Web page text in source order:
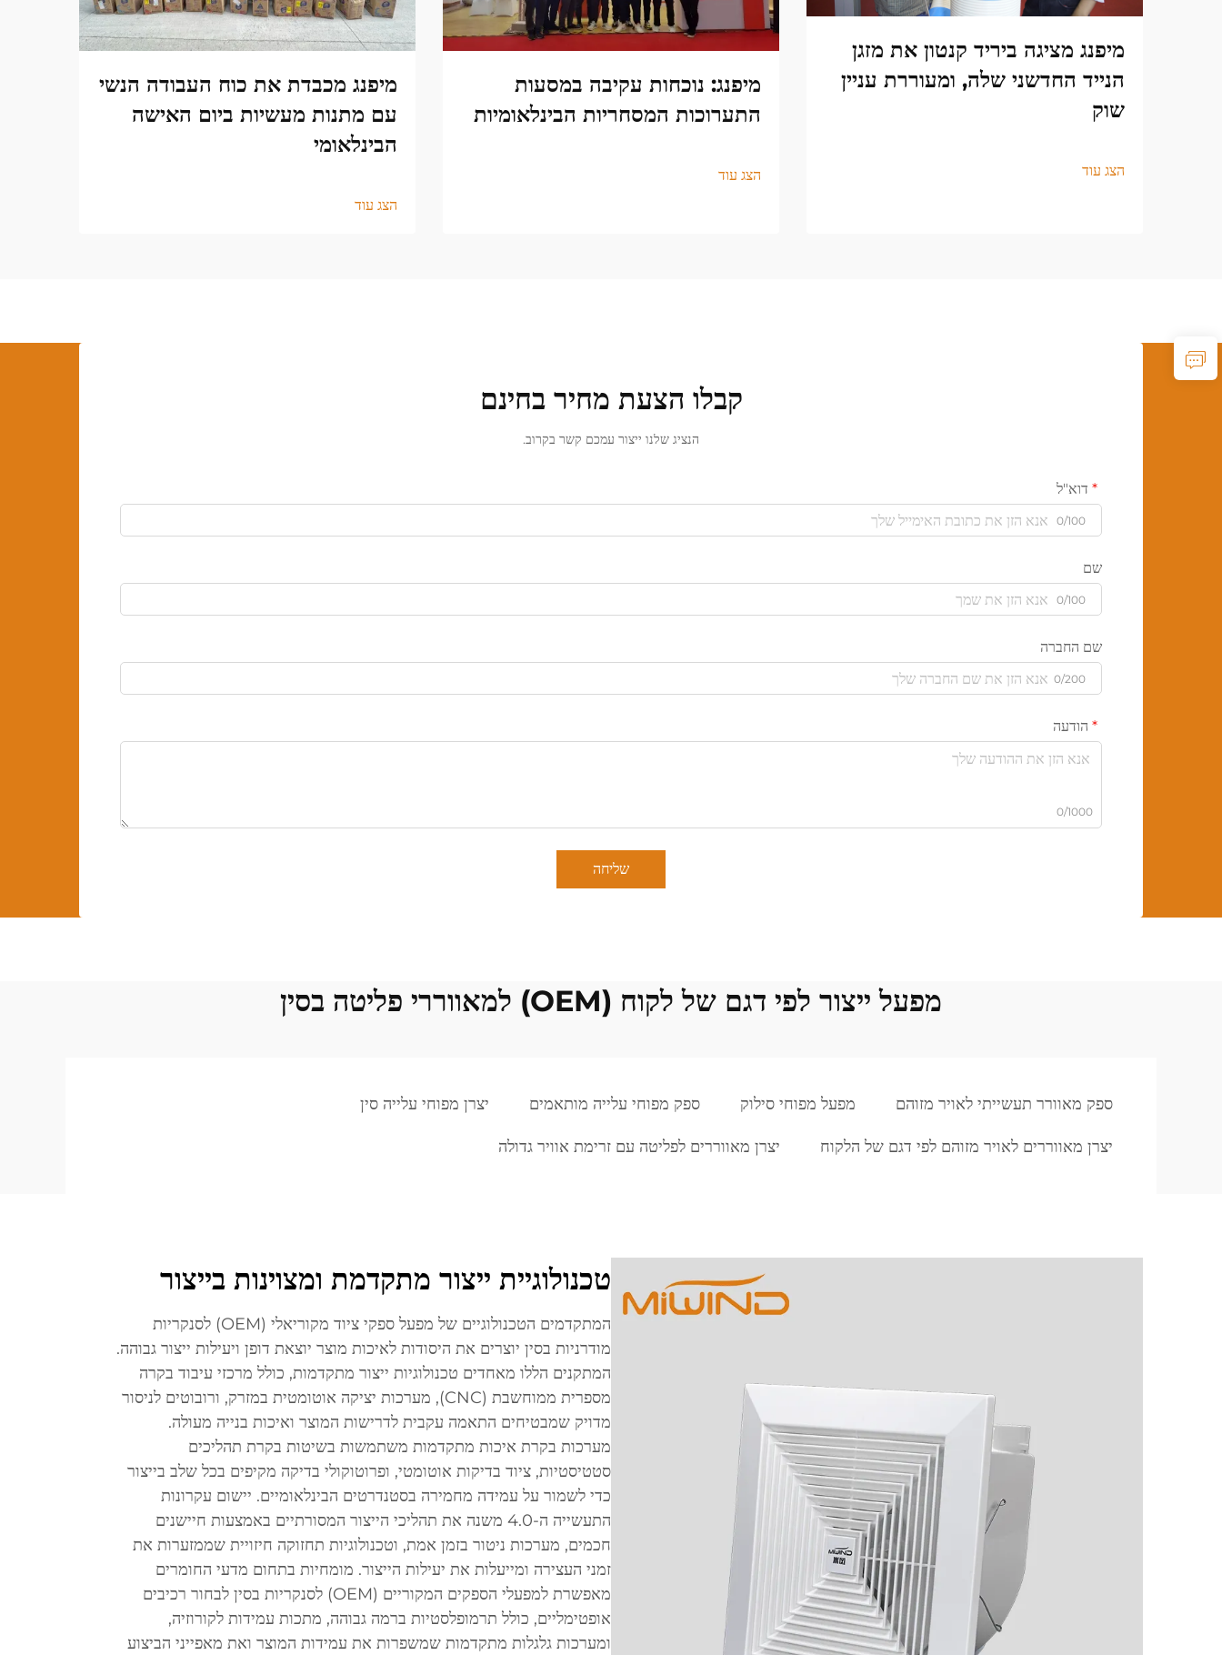
מיפנג מציגה ביריד קנטון את מזגן
הנייד החדשני שלה, ומעוררת עניין
שוק
הצג עוד
מיפנג: נוכחות עקיבה במסעות
התערוכות המסחריות הבינלאומיות
הצג עוד
מיפנג מכבדת את כוח העבודה הנשי
עם מתנות מעשיות ביום האישה
הבינלאומי
הצג עוד
קבלו הצעת מחיר בחינם
הנציג שלנו ייצור עמכם קשר בקרוב.
דוא"ל
0/100
שם
0/100
שם החברה
0/200
הודעה
0/1000
שליחה
מפעל ייצור לפי דגם של לקוח (OEM) למאווררי פליטה בסין
ספק מאוורר תעשייתי לאויר מזוהם מפעל מפוחי סילוק ספק מפוחי עלייה מותאמים יצרן מפוחי עלייה סין
יצרן מאווררים לאויר מזוהם לפי דגם של הלקוח יצרן מאווררים לפליטה עם זרימת אוויר גדולה
טכנולוגיית ייצור מתקדמת ומצוינות בייצור
המתקדמים הטכנולוגיים של מפעל ספקי ציוד מקוריאלי (OEM) לסנקריות
מודרניות בסין יוצרים את היסודות לאיכות מוצר יוצאת דופן ויעילות ייצור גבוהה.
המתקנים הללו מאחדים טכנולוגיות ייצור מתקדמות, כולל מרכזי עיבוד בקרה
מספרית ממוחשבת (CNC), מערכות יציקה אוטומטית במזרק, ורובוטים לניסור
מדויק שמבטיחים התאמה עקבית לדרישות המוצר ואיכות בנייה מעולה.
מערכות בקרת איכות מתקדמות משתמשות בשיטות בקרת תהליכים
סטטיסטיות, ציוד בדיקות אוטומטי, ופרוטוקולי בדיקה מקיפים בכל שלב בייצור
כדי לשמור על עמידה מחמירה בסטנדרטים הבינלאומיים. יישום עקרונות
התעשייה ה-4.0 משנה את תהליכי הייצור המסורתיים באמצעות חיישנים
חכמים, מערכות ניטור בזמן אמת, וטכנולוגיות תחזוקה חיזויית שממזערות את
זמני העצירה ומייעלות את יעילות הייצור. מומחיות בתחום מדעי החומרים
מאפשרת למפעלי הספקים המקוריים (OEM) לסנקריות בסין לבחור רכיבים
אופטימליים, כולל תרמופלסטיות ברמה גבוהה, מתכות עמידות לקורוזיה,
ומערכות גלגלות מתקדמות שמשפרות את עמידות המוצר ואת מאפייני הביצוע